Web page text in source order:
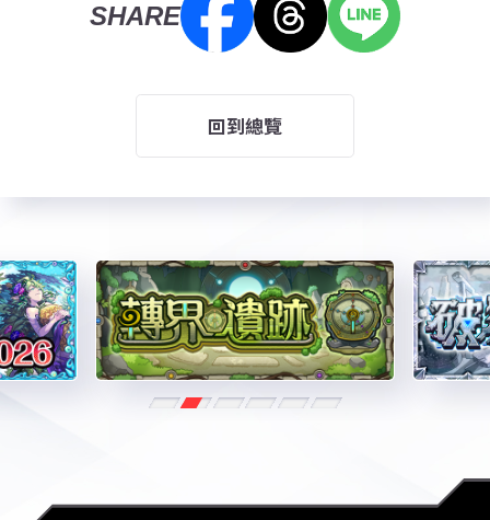
SHARE
回到總覽